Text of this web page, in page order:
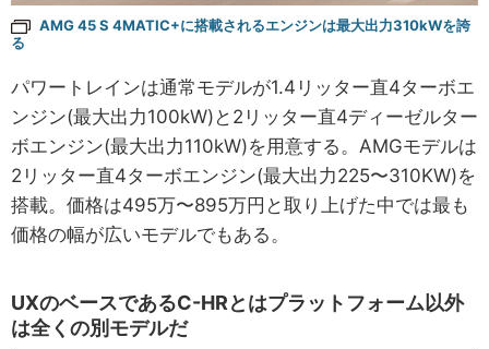
AMG 45 S 4MATIC+に搭載されるエンジンは最大出力310kWを誇
る
パワートレインは通常モデルが1.4リッター直4ターボエ
ンジン(最大出力100kW)と2リッター直4ディーゼルター
ボエンジン(最大出力110kW)を用意する。AMGモデルは
2リッター直4ターボエンジン(最大出力225〜310KW)を
搭載。価格は495万〜895万円と取り上げた中では最も
価格の幅が広いモデルでもある。
UXのベースであるC-HRとはプラットフォーム以外
は全くの別モデルだ